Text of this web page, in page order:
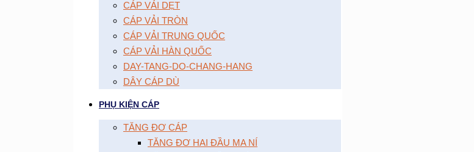
CÁP VẢI DẸT
CÁP VẢI TRÒN
CÁP VẢI TRUNG QUỐC
CÁP VẢI HÀN QUỐC
DAY-TANG-DO-CHANG-HANG
DÂY CÁP DÙ
PHỤ KIỆN CÁP
TĂNG ĐƠ CÁP
TĂNG ĐƠ HAI ĐẦU MA NÍ